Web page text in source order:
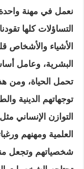
نعمل في مهنة
التساؤلات كلها
الأشياء والأشخاص
البشرية، وعامل
تحمل الحياة، ومن
توجهاتهم الدينية
التوازن الإنساني
العلمية ومهنهم
شخصياتهم وتجعل